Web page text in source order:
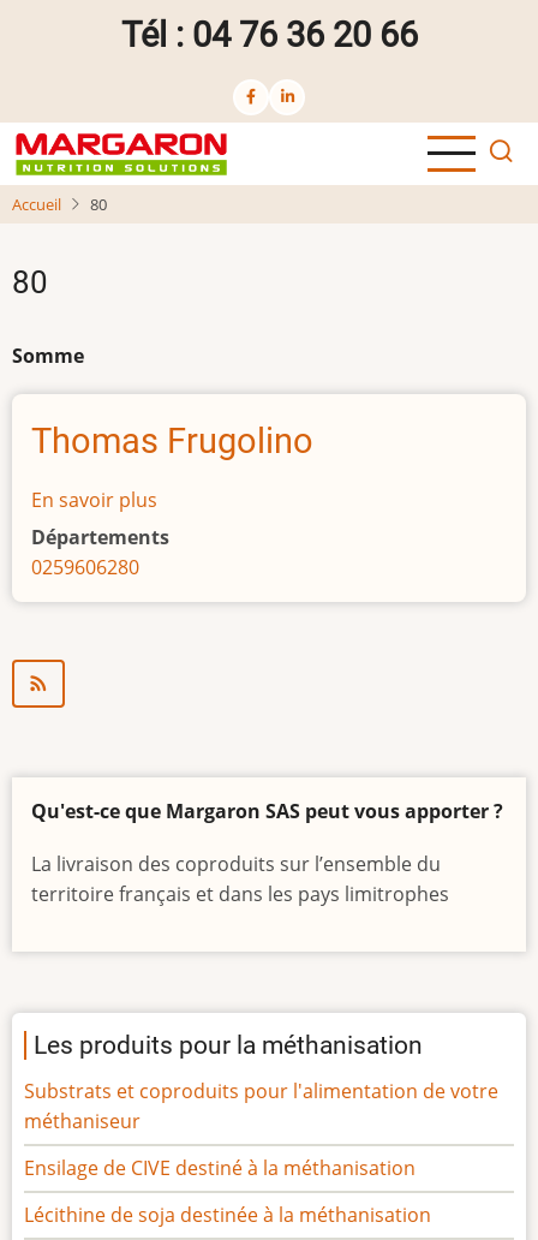
Tél : 04 76 36 20 66
Accueil 80
80
Somme
Thomas Frugolino
En savoir plus
Thomas
Départements
0259606280
Qu'est-ce que Margaron SAS peut vous apporter ?
La livraison des coproduits sur l’ensemble du
territoire français et dans les pays limitrophes
Les produits pour la méthanisation
Substrats et coproduits pour l'alimentation de votre
méthaniseur
Ensilage de CIVE destiné à la méthanisation
Lécithine de soja destinée à la méthanisation